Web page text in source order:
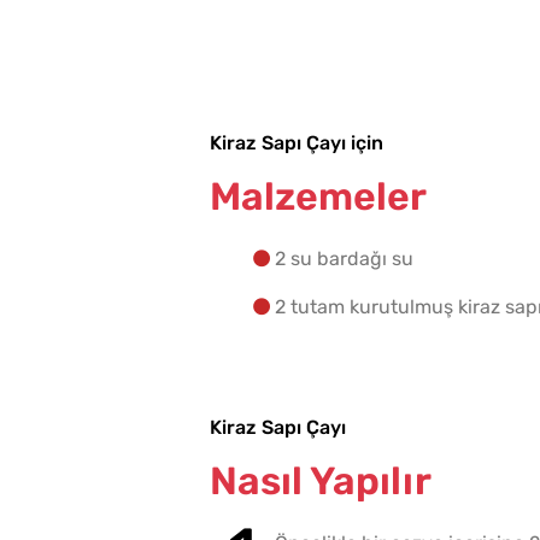
Kiraz Sapı Çayı için
Malzemeler
2 su bardağı su
2 tutam kurutulmuş kiraz
Kiraz Sapı Çayı
Nasıl Yapılır